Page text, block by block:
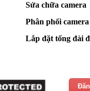
Sửa chữa camera
Phân phối camera
Lắp đặt tổng đài